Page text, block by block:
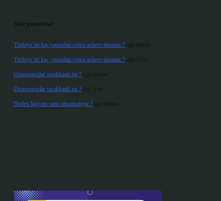
Son yorumlar
Türkiye’de kaç yaşından sonra askere alınmaz ? için admin
Türkiye’de kaç yaşından sonra askere alınmaz ? için Ekin
Omurgasızlar sıcakkanlı mı ? için admin
Omurgasızlar sıcakkanlı mı ? için İpek
Neden hayvan satın almamalıyız ? için admin